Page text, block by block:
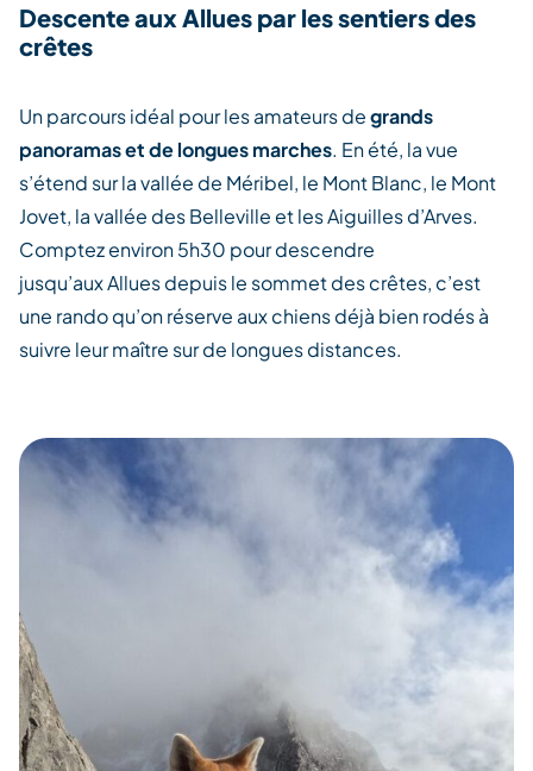
Descente aux Allues par les sentiers des
crêtes
Un parcours idéal pour les amateurs degrands
panoramas et de longues marches. En été, la vue
s’étend sur la vallée de Méribel, le Mont Blanc, le Mont
Jovet, la vallée des Belleville et les Aiguilles d’Arves.
Comptez environ 5h30 pour descendre
jusqu’aux Allues depuis le sommet des crêtes, c’est
une rando qu’on réserve aux chiens déjà bien rodés à
suivre leur maître sur de longues distances.